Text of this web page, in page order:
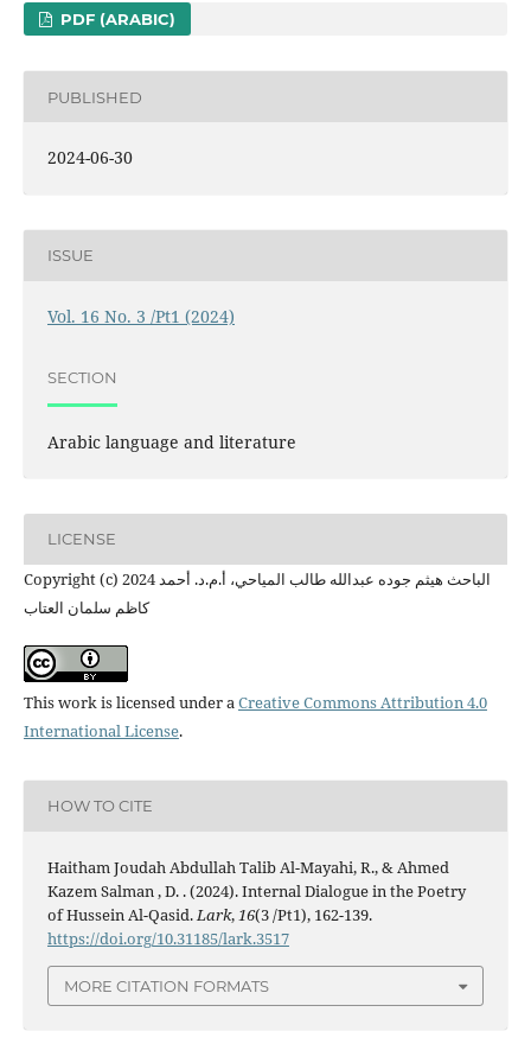
PDF (ARABIC)
PUBLISHED
2024-06-30
ISSUE
Vol. 16 No. 3 /Pt1 (2024)
SECTION
Arabic language and literature
LICENSE
Copyright (c) 2024 الباحث هيثم جوده عبدالله طالب المياحي، أ.م.د. أحمد
كاظم سلمان العتاب
This work is licensed under a Creative Commons Attribution 4.0
International License.
HOW TO CITE
Haitham Joudah Abdullah Talib Al-Mayahi, R., & Ahmed
Kazem Salman , D. . (2024). Internal Dialogue in the Poetry
of Hussein Al-Qasid. Lark, 16(3 /Pt1), 162-139.
https://doi.org/10.31185/lark.3517
MORE CITATION FORMATS